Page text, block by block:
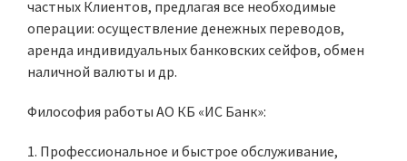
частных Клиентов, предлагая все необходимые
операции: осуществление денежных переводов,
аренда индивидуальных банковских сейфов, обмен
наличной валюты и др.
Философия работы АО КБ «ИС Банк»:
1. Профессиональное и быстрое обслуживание,